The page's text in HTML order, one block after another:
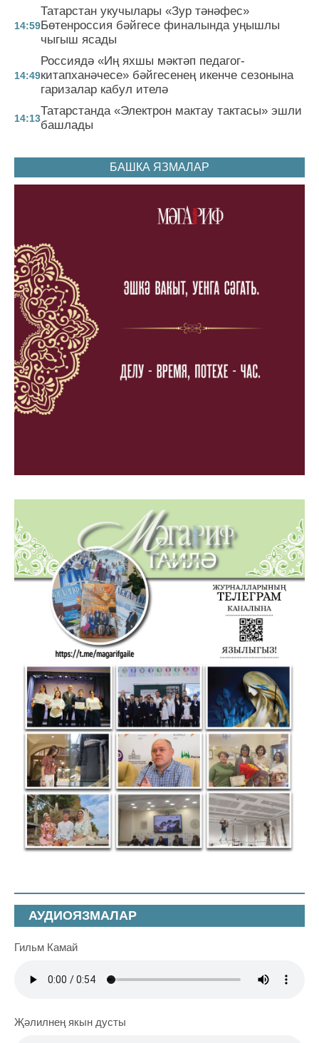
14:59
Татарстан укучылары «Зур тәнәфес»
Бөтенроссия бәйгесе финалында уңышлы
чыгыш ясады
14:49
Россиядә «Иң яхшы мәктәп педагог-
китапханәчесе» бәйгесенең икенче сезонына
гаризалар кабул ителә
14:13
Татарстанда «Электрон мактау тактасы» эшли
башлады
БАШКА ЯЗМАЛАР
АУДИОЯЗМАЛАР
Гильм Камай
Җәлилнең якын дусты